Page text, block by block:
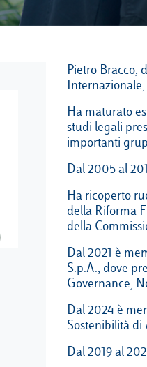
Pietro Bracco,
Ha maturato
studi legali
importanti
Dal 2005 al
Ha ricoperto
della Riforma
della
Dal 2021 è
S.p.A., dove
Governance,
Dal 2024 è
Sostenibilità
Dal 2019 al